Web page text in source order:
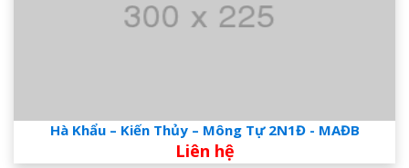
Hà Khẩu – Kiến Thủy – Mông Tự 2N1Đ - MAĐB
Liên hệ